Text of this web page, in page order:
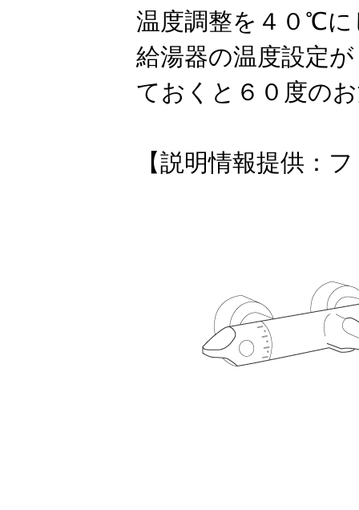
温度調整を４０℃
給湯器の温度設定
ておくと６０度の
【説明情報提供：